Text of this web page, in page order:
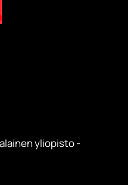
yliopisto -